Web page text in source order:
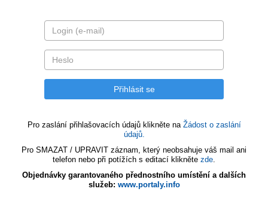
Pro zaslání přihlašovacích údajů klikněte na Žádost o zaslání
údajů.
Pro SMAZAT / UPRAVIT záznam, který neobsahuje váš mail ani
telefon nebo při potížích s editací klikněte zde.
Objednávky garantovaného přednostního umístění a dalších
služeb: www.portaly.info